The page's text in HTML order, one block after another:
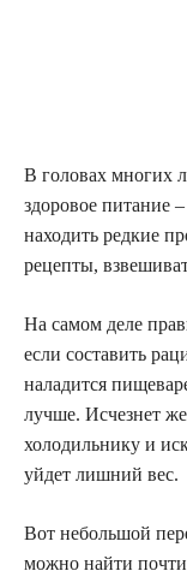
В головах многих
здоровое питание
находить редкие
рецепты,
На самом деле
если составить
наладится
лучше. Исчезнет
холодильнику и
уйдет лишний вес.
Вот небольшой
можно найти